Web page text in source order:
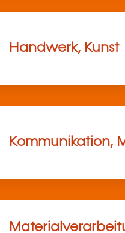
Handwerk, Kunst
Kommunikation,